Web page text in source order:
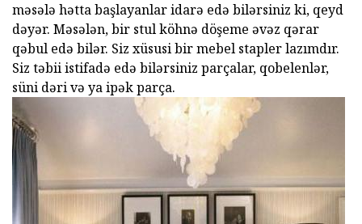
məsələ hətta başlayanlar idarə edə bilərsiniz ki, qeyd
dəyər. Məsələn, bir stul köhnə döşeme əvəz qərar
qəbul edə bilər. Siz xüsusi bir mebel stapler lazımdır.
Siz təbii istifadə edə bilərsiniz parçalar, qobelenlər,
süni dəri və ya ipək parça.